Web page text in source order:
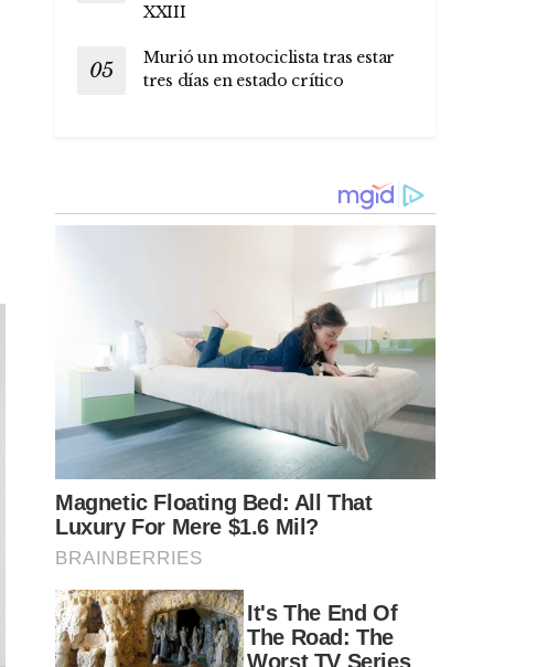
XXIII
Murió un motociclista tras estar
tres días en estado crítico